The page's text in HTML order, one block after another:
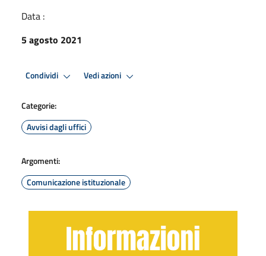
Data :
5 agosto 2021
Condividi Vedi azioni
Categorie:
Avvisi dagli uffici
Argomenti:
Comunicazione istituzionale